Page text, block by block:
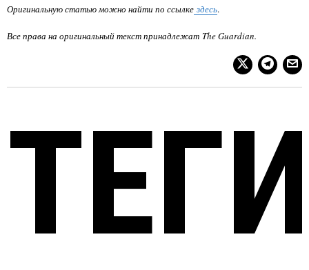
Оригинальную статью можно найти по ссылке здесь.
Все права на оригинальный текст принадлежат The Guardian.